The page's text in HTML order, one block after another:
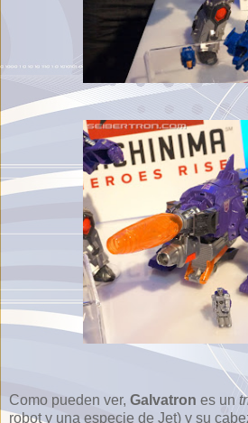
Como pueden ver, Galvatron es un
robot y una especie de Jet) y su